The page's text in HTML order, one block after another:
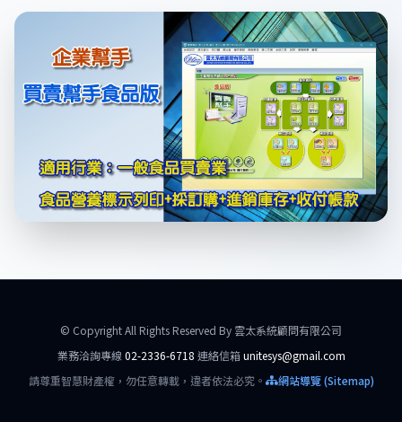
© Copyright All Rights Reserved By 雲太系統顧問有限公司
業務洽詢專線 02-2336-6718 連絡信箱unitesys@gmail.com
請尊重智慧財產權，勿任意轉載，違者依法必究。
網站導覽 (Sitemap)